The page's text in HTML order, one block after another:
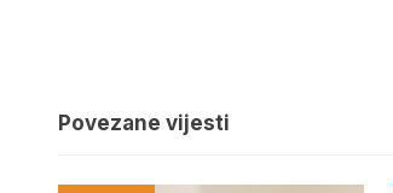
Povezane vijesti